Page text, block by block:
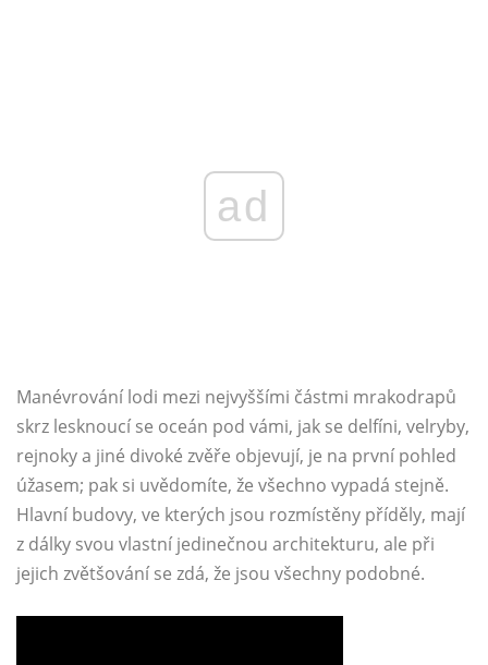
ad
Manévrování lodi mezi nejvyššími částmi mrakodrapů
skrz lesknoucí se oceán pod vámi, jak se delfíni, velryby,
rejnoky a jiné divoké zvěře objevují, je na první pohled
úžasem; pak si uvědomíte, že všechno vypadá stejně.
Hlavní budovy, ve kterých jsou rozmístěny příděly, mají
z dálky svou vlastní jedinečnou architekturu, ale při
jejich zvětšování se zdá, že jsou všechny podobné.